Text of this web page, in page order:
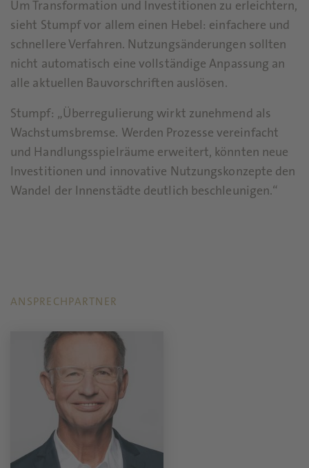
Um Transformation und Investitionen zu erleichtern,
sieht Stumpf vor allem einen Hebel: einfachere und
schnellere Verfahren. Nutzungsänderungen sollten
nicht automatisch eine vollständige Anpassung an
alle aktuellen Bauvorschriften auslösen.
Stumpf: „Überregulierung wirkt zunehmend als
Wachstumsbremse. Werden Prozesse vereinfacht
und Handlungsspielräume erweitert, könnten neue
Investitionen und innovative Nutzungskonzepte den
Wandel der Innenstädte deutlich beschleunigen.“
ANSPRECHPARTNER